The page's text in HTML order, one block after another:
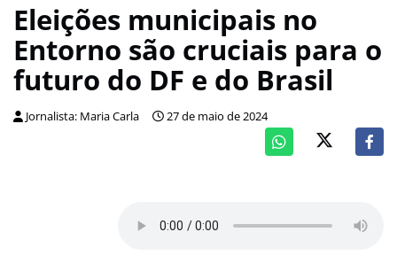
Eleições municipais no
Entorno são cruciais para o
futuro do DF e do Brasil
Jornalista: Maria Carla 27 de maio de 2024